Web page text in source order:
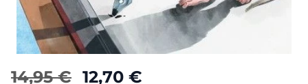
14,95 € 12,70 €